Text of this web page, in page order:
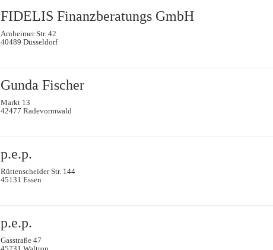
FIDELIS Finanzberatungs GmbH
Arnheimer Str. 42
40489 Düsseldorf
Gunda Fischer
Markt 13
42477 Radevormwald
p.e.p.
Rüttenscheider Str. 144
45131 Essen
p.e.p.
Gasstraße 47